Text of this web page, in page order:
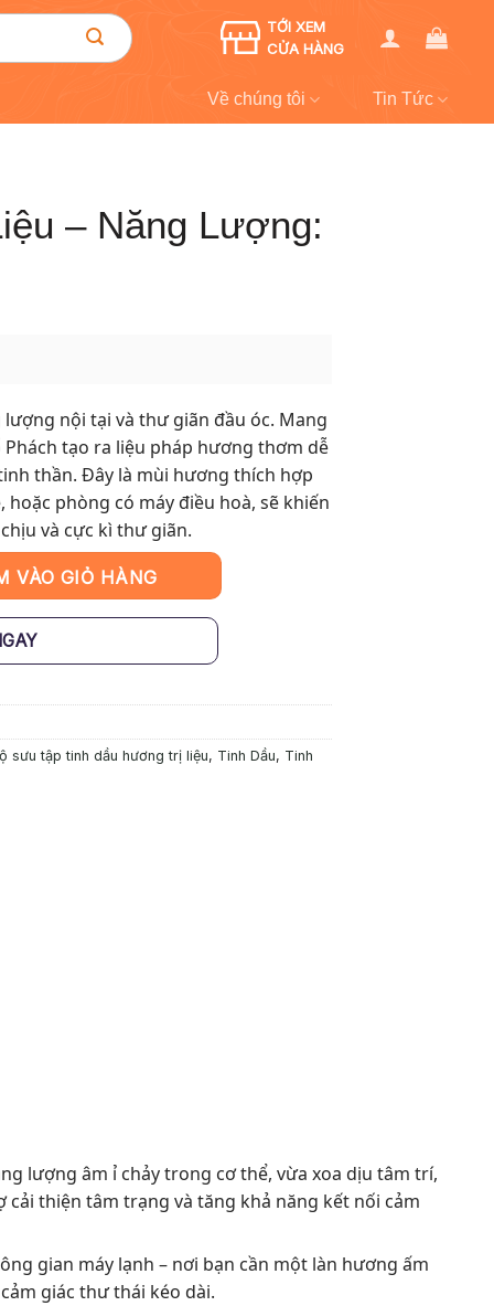
TỚI XEM
CỬA HÀNG
Về chúng tôi Tin Tức
– Năng Lượng:
nội tại và thư giãn đầu óc. Mang
tạo ra liệu pháp hương thơm dễ
thần. Đây là mùi hương thích hợp
phòng có máy điều hoà, sẽ khiến
và cực kì thư giãn.
Phách số lượng
VÀO GIỎ HÀNG
sưu tập tinh dầu hương trị liệu, Tinh Dầu, Tinh
lượng âm ỉ chảy trong cơ thể, vừa xoa dịu tâm trí,
thiện tâm trạng và tăng khả năng kết nối cảm
gian máy lạnh – nơi bạn cần một làn hương ấm
giác thư thái kéo dài.